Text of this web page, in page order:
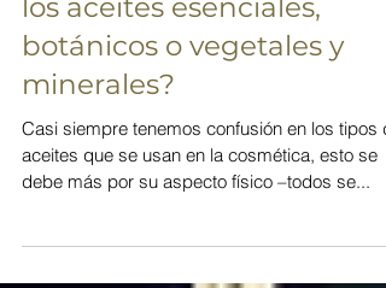
¿Sabes la diferencia entre
los aceites esenciales,
botánicos o vegetales y
Casi siempre tenemos confusión en los tipos